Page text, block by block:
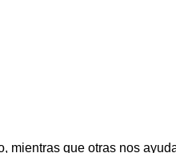
que otras nos